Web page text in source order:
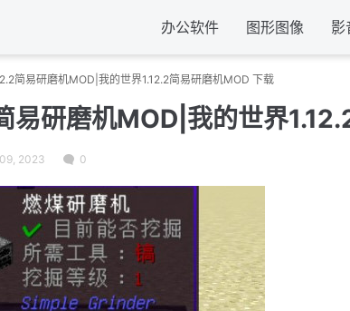
办公软件 图形图像 影
简易研磨机MOD|我的世界1.12.2简易研磨机MOD 下载
易研磨机MOD|我的世界
2023 0